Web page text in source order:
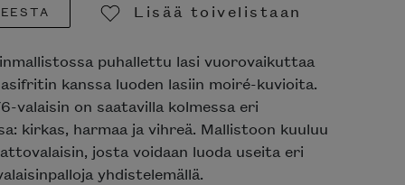
Lisää toivelistaan
puhallettu lasi vuorovaikuttaa
kanssa luoden lasiin moiré-kuvioita.
valaisin on saatavilla kolmessa eri
kirkas, harmaa ja vihreä. Mallistoon kuuluu
josta voidaan luoda useita eri
yhdistelemällä.